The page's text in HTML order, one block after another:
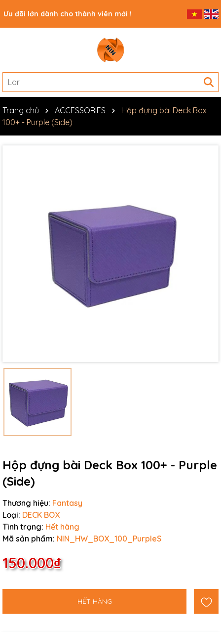
Ưu đãi lớn dành cho thành viên mới !
Trang chủ ACCESSORIES
Hộp đựng bài Deck Box
100+ - Purple (Side)
Hộp đựng bài Deck Box 100+ - Purple
(Side)
Thương hiệu: Fantasy
Loại: DECK BOX
Tình trạng: Hết hàng
Mã sản phẩm: NIN_HW_BOX_100_PurpleS
150.000₫
HẾT HÀNG
Mã giảm giá:
Ngày hết hạn: